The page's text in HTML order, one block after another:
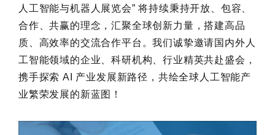
人工智能与机器人展览会” 将持续秉持开放、包容、
合作、共赢的理念，汇聚全球创新力量，搭建高品
质、高效率的交流合作平台。我们诚挚邀请国内外人
工智能领域的企业、科研机构、行业精英共赴盛会，
携手探索 AI 产业发展新路径，共绘全球人工智能产
业繁荣发展的新蓝图！